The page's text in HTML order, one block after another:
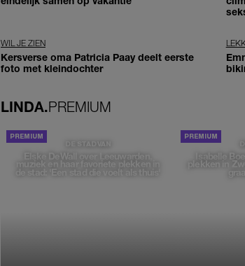
WIL JE ZIEN
Kersverse oma Patricia Paay deelt eerste
foto met kleindochter
LINDA.PREMIUM
DE STAD VAN
Elske DeWall over Leeuwarden,
muziek en haar favoriete plekken in
de stad: 'Een stad die voelt als thuis'
Isabelle
plekken in